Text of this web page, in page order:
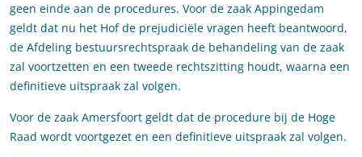
geen einde aan de procedures. Voor de zaak Appingedam
geldt dat nu het Hof de prejudiciële vragen heeft beantwoord,
de Afdeling bestuursrechtspraak de behandeling van de zaak
zal voortzetten en een tweede rechtszitting houdt, waarna een
definitieve uitspraak zal volgen.
Voor de zaak Amersfoort geldt dat de procedure bij de Hoge
Raad wordt voortgezet en een definitieve uitspraak zal volgen.